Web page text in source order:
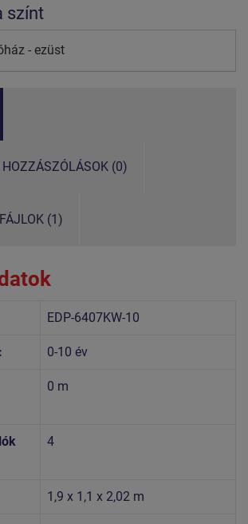
színt
- ezüst
HOZZÁSZÓLÁSOK (0)
(1)
EDP-6407KW-10
0-10 év
0 m
4
1,9 x 1,1 x 2,02 m